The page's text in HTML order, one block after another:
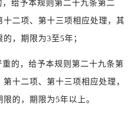
，给予本规则第二十九条第二
二项、第十三项相应处理，其
的，期限为3至5年；
重的，给予本规则第二十九条第
十二项、第十三项相应处理，
限的，期限为5年以上。